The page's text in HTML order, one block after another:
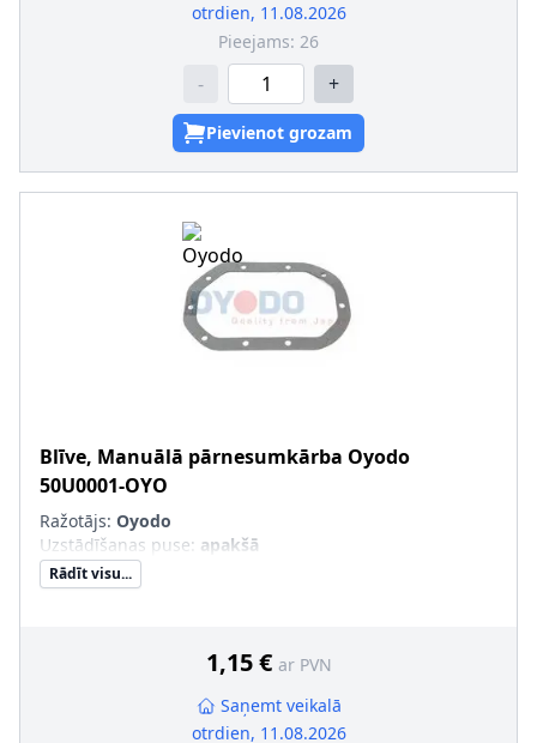
otrdien, 11.08.2026
Pieejams: 26
- +
Pievienot grozam
Blīve, Manuālā pārnesumkārba Oyodo
50U0001-OYO
Ražotājs: Oyodo
Uzstādīšanas puse: apakšā
Rādīt visu...
1,15 € ar PVN
Saņemt veikalā
otrdien, 11.08.2026